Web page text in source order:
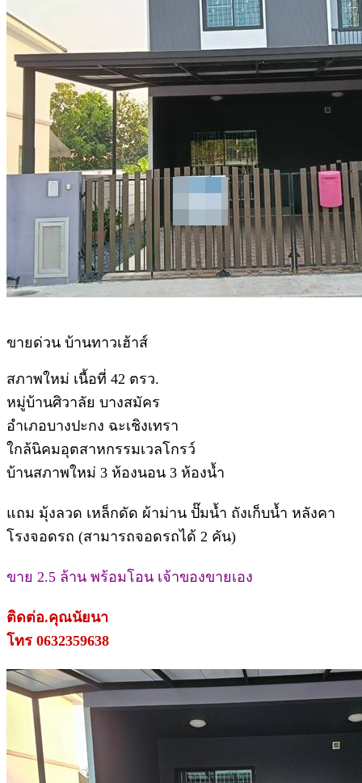
ขายด่วน บ้านทาวเฮ้าส์
สภาพใหม่ เนื้อที่ 42 ตรว.
หมู่บ้านศิวาลัย บางสมัคร
อำเภอบางปะกง ฉะเชิงเทรา
ใกล้นิคมอุตสาหกรรมเวลโกรว์
บ้านสภาพใหม่ 3 ห้องนอน 3 ห้องน้ำ
แถม มุ้งลวด เหล็กดัด ผ้าม่าน ปั๊มน้ำ ถังเก็บน้ำ หลังคา
โรงจอดรถ (สามารถจอดรถได้ 2 คัน)
ขาย 2.5 ล้าน พร้อมโอน เจ้าของขายเอง
ติดต่อ.คุณนัยนา
โทร 0632359638